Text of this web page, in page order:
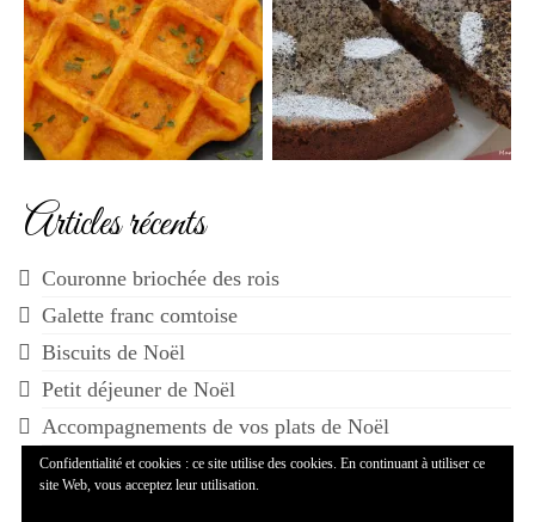
Articles récents
Couronne briochée des rois
Galette franc comtoise
Biscuits de Noël
Petit déjeuner de Noël
Accompagnements de vos plats de Noël
Confidentialité et cookies : ce site utilise des cookies. En continuant à utiliser ce
site Web, vous acceptez leur utilisation.